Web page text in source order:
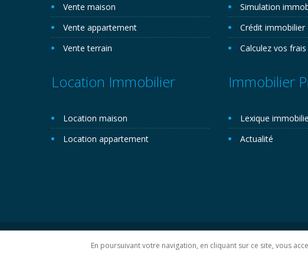
Vente maison
Vente appartement
Vente terrain
Location Immobilier
Location maison
Location appartement
Simulation
Crédit immobilier
Calculez vos
Immobilier
Lexique
Actualité
Copyright 2026©. Novemo.com. Tous droits réservés. Plan du site
En poursuivant votre navigation, en cliquant sur ce site, vous